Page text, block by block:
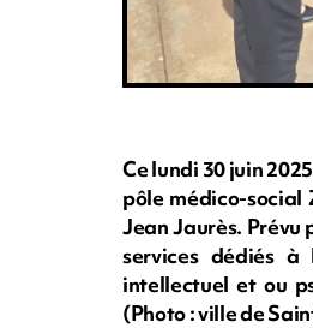
Ce lundi 30 juin
pôle médico-social
Jean Jaurès. Prévu
services dédiés à
intellectuel et ou
(Photo : ville de